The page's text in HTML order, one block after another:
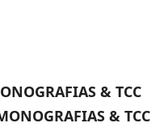
& TCC
& TCC